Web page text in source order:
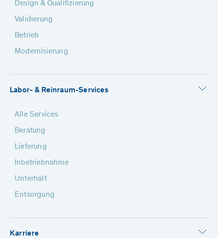
Design & Qualifizierung
Validierung
Betrieb
Modernisierung
Labor- & Reinraum-Services
Alle Services
Beratung
Lieferung
Inbetriebnahme
Unterhalt
Entsorgung
Karriere